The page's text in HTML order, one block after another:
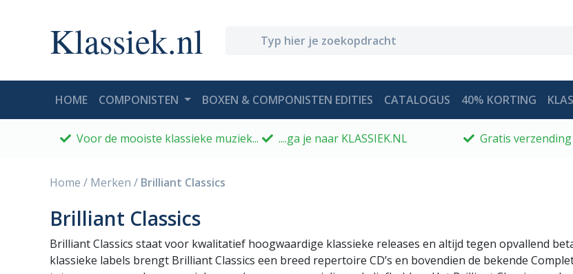
Klassiek.nl
HOME(CURRENT)
COMPONISTEN BOXEN & COMPONISTEN EDITIES CATALOGUS 40% KORTING
Voor de mooiste klassieke muziek... ....ga je naar KLASSIEK.NL Gratis
Home / Merken / Brilliant Classics
Brilliant Classics
Brilliant Classics staat voor kwalitatief hoogwaardige klassieke releases en altijd tegen opvallend
klassieke labels brengt Brilliant Classics een breed repertoire CD’s en bovendien de bekende